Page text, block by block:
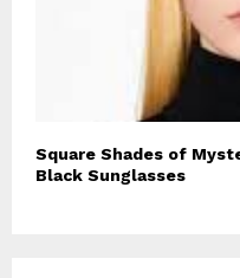
Square Shades of
Black Sunglasses